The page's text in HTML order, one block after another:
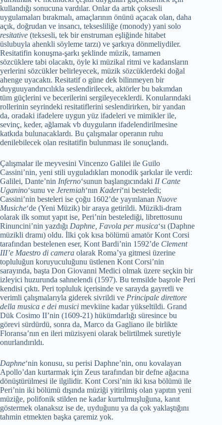
kullandığı sonucuna vardılar. Onlar da artık çoksesli
uygulamaları bırakmalı, amaçlarının önünü açacak olan, daha
açık, doğrudan ve insancı, teksesliliğe (monody) yani solo
resitative (teksesli, tek bir enstruman eşliğinde hitabet
üslubuyla ahenkli söyleme tarzı) ve şarkıya dönmeliydiler.
Resitatifin konuşma-şarkı şeklinde müzik, tamamen
sözcüklere tabi olacaktı, öyle ki müzikal ritmi ve kadansların
yerlerini sözcükler belirleyecek, müzik sözcüklerdeki doğal
ahenge uyacaktı. Resitatif o güne dek bilinmeyen bir
duyguuyandırıcılıkla seslendirilecek, aktörler bu bakımdan
tüm güçlerini ve becerilerini sergileyeceklerdi. Konularındaki
rollerinin seyrindeki resitatiflerini seslendirirken, bir yandan
da, oradaki ifadelere uygun yüz ifadeleri ve mimikler ile,
sevinç, keder, ağlamak vb duyguların ifadelendirilmesine
katkıda bulunacaklardı. Bu çalışmalar operanın ruhu
denilebilecek olan resitatifin bulunması ile sonuçlandı.
Çalışmalar ile meyvesini Vincenzo Galilei ile Guilo
Cassini’nin, yeni stili uyguladıkları monodik şarkılar ile verdi:
Galilei, Dante’nin Inferno‘sunun başlangıcındaki II Cante
Uganino‘sunu ve Jeremiah‘nın Kaderi‘ni besteledi;
Cassini’nin besteleri ise çoğu 1602’de yayınlanan Nuove
Musiche‘de (Yeni Müzik) bir araya getirildi. Müzikli-dram
olarak ilk somut yapıt ise, Peri’nin bestelediği, librettosunu
Rinuncini’nin yazdığı Daphne, Favola per musica‘sı (Daphne
müzikli dramı) oldu. İlki çok kısa bölümü amatör Kont Corsi
tarafından bestelenen eser, Kont Bardi’nin 1592’de Clement
III’e Maestro di camera olarak Roma’ya gitmesi üzerine
topluluğun koruyuculuğunu üstlenen Kont Corsi’nin
sarayında, başta Don Giovanni Medici olmak üzere seçkin bir
izleyici huzurunda sahnelendi (1597). Bu temsilde başrole Peri
kendisi çıktı. Peri topluluk içerisinde ve sarayda gayretli ve
verimli çalışmalarıyla giderek sivrildi ve Principale direttore
della musica e dei musici mevkiine kadar yükseltildi. Grand
Dük Cosimo II’nin (1609-21) hükümdarlığı süresince bu
görevi sürdürdü, sonra da, Marco da Gagliano ile birlikte
Floransa’nın en ileri müzisyeni olarak belirtilmek suretiyle
onurlandırıldı.
Daphne‘nin konusu, su perisi Daphne’nin, onu kovalayan
Apollo’dan kurtarmak için Zeus tarafından bir defne ağacına
dönüştürülmesi ile ilgilidir. Kont Corsi’nin iki kısa bölümü ile
Peri’nin iki bölümü dışında müziği yitirilmiş olan yapıtın yeni
müziğe, polifonik stilden ne kadar kurtulmuşluğuna, kanıt
göstermek olanaksız ise de, uyduğunu ya da çok yaklaştığını
tahmin etmekten başka çaremiz yok.